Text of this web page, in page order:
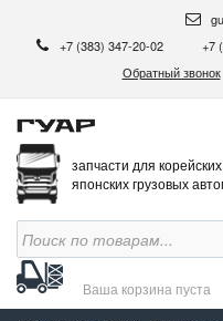
+7 (383) 347-20-02
+7
Обратный звонок
запчасти для
японских грузовых
Ваша корзина пуста